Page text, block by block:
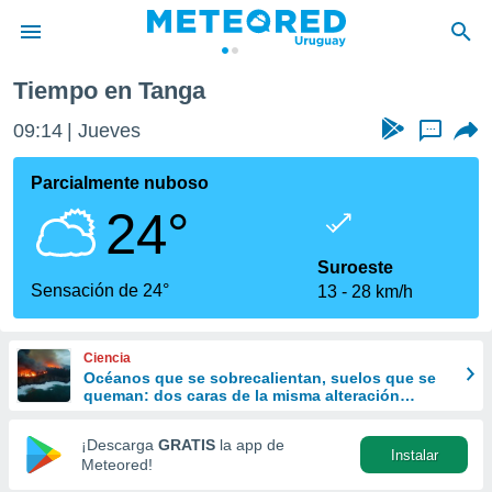
de
ha
que se
calidad.
a este
las
y
forma
digital
basada
Tiempo en Tanga
09:14 Jueves ...
Parcialmente nuboso
24°
Sensación de 24°
Suroeste
13
28 km/h
Ciencia
Océanos que se sobrecalientan, suelos que se
queman: dos caras de la misma alteración
¡Descarga GRATIS la app de
Meteored!
Instalar